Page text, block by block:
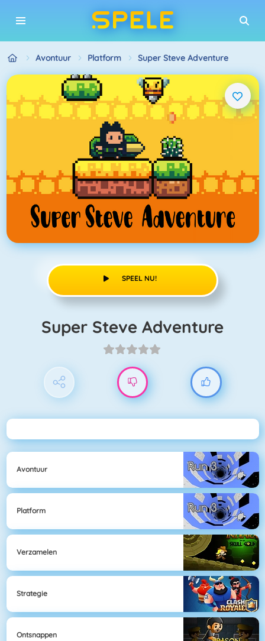
Avontuur Platform Super Steve Adventure
SPEEL NU!
Super Steve Adventure
Avontuur
Platform
Verzamelen
Strategie
Ontsnappen